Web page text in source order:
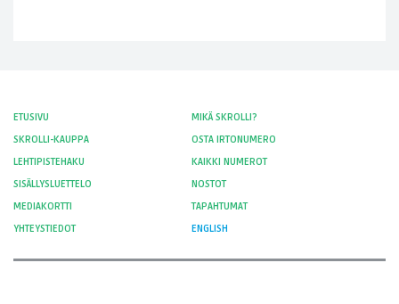
ETUSIVU
MIKÄ SKROLLI?
SKROLLI-KAUPPA
OSTA IRTONUMERO
LEHTIPISTEHAKU
KAIKKI NUMEROT
SISÄLLYSLUETTELO
NOSTOT
MEDIAKORTTI
TAPAHTUMAT
YHTEYSTIEDOT
ENGLISH